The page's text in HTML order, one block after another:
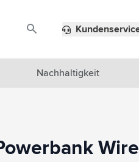
Nachhaltigkeit